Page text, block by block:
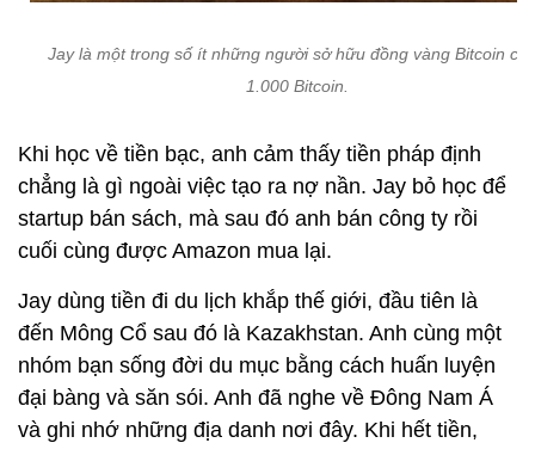
Jay là một trong số ít những người sở hữu đồng vàng Bitcoin
1.000 Bitcoin.
Khi học về tiền bạc, anh cảm thấy tiền pháp định
chẳng là gì ngoài việc tạo ra nợ nần. Jay bỏ học để
startup bán sách, mà sau đó anh bán công ty rồi
cuối cùng được Amazon mua lại.
Jay dùng tiền đi du lịch khắp thế giới, đầu tiên là
đến Mông Cổ sau đó là Kazakhstan. Anh cùng một
nhóm bạn sống đời du mục bằng cách huấn luyện
đại bàng và săn sói. Anh đã nghe về Đông Nam Á
và ghi nhớ những địa danh nơi đây. Khi hết tiền,